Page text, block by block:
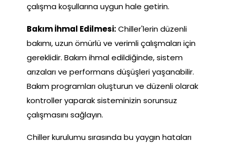
çalışma koşullarına uygun hale getirin.
Bakım İhmal Edilmesi:Chiller'lerin düzenli
bakımı, uzun ömürlü ve verimli çalışmaları için
gereklidir. Bakım ihmal edildiğinde, sistem
arızaları ve performans düşüşleri yaşanabilir.
Bakım programları oluşturun ve düzenli olarak
kontroller yaparak sisteminizin sorunsuz
çalışmasını sağlayın.
Chiller kurulumu sırasında bu yaygın hataları